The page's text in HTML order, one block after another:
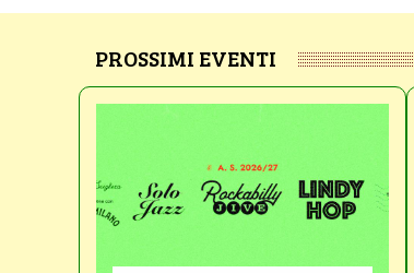
PROSSIMI EVENTI